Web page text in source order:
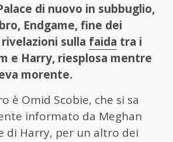
di nuovo in subbuglio,
Endgame, fine dei
sulla faida tra i
e Harry, riesplosa mentre
morente.
è Omid Scobie, che si sa
informato da Meghan
di Harry, per un altro dei